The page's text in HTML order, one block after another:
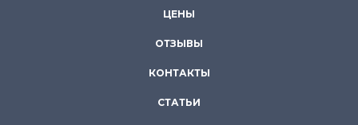
ЦЕНЫ
ОТЗЫВЫ
КОНТАКТЫ
СТАТЬИ